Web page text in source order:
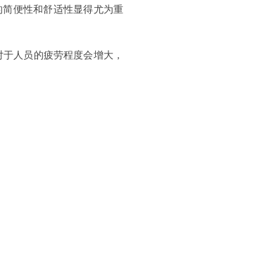
便性和舒适性显得尤为重
人员的疲劳程度会增大，